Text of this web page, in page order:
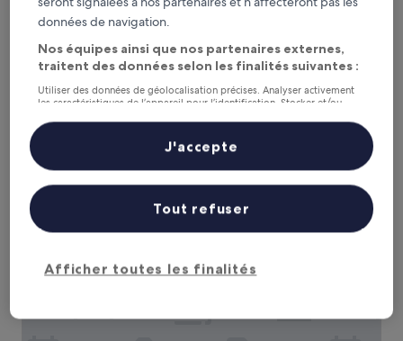
Best Western Plus Monterrey Airport
Best Western Plus Monterrey Airport
Hébergement
3.0 étoiles
À 10,3 km de : Circuit automobile Autódromo Monterrey
9.0
sur
10,
Merveilleux,
(1 008 avis)
Le
nouveau
de
95 €
taxes et frais compris
données de navigation.
Nos équipes ainsi que nos partenaires externes,
traitent des données selon les finalités suivantes :
Utiliser des données de géolocalisation précises. Analyser activement
les caractéristiques de l’appareil pour l’identification. Stocker et/ou
personnalisés, mesure de performance des publicités et du contenu,
études d’audience et développement de services.
Liste de nos partenaires (fournisseurs)
Afficher toutes les finalités
Tout refuser
J'accepte